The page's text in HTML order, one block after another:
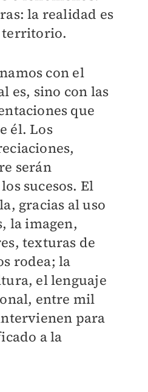
la realidad es
territorio.
con el
es, sino con las
que
él. Los
serán
sucesos. El
gracias al uso
la imagen,
texturas de
rodea; la
el lenguaje
entre mil
para
a la